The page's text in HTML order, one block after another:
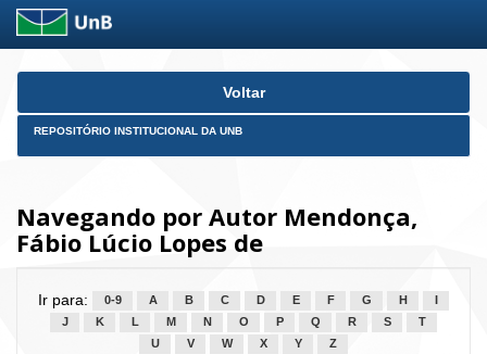
Skip
Voltar
REPOSITÓRIO INSTITUCIONAL DA UNB
Navegando por Autor Mendonça,
Fábio Lúcio Lopes de
Ir para: 0-9 A B C D E F G H
J
K L M N O P Q R S
T
U
V W X Y Z